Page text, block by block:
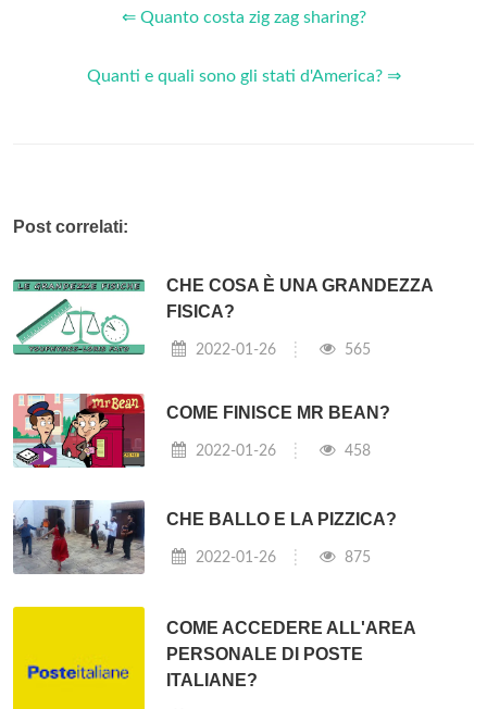
⇐ Quanto costa zig zag sharing?
Quanti e quali sono gli stati d'America? ⇒
Post correlati:
CHE COSA È UNA GRANDEZZA
FISICA?
2022-01-26 565
COME FINISCE MR BEAN?
2022-01-26 458
CHE BALLO E LA PIZZICA?
2022-01-26 875
COME ACCEDERE ALL'AREA
PERSONALE DI POSTE
ITALIANE?